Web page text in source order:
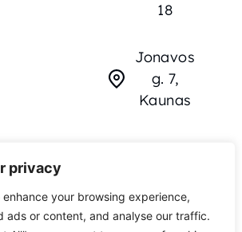
privacy
enhance your browsing experience,
ads or content, and analyse our traffic.
18
Jonavos
g. 7,
Kaunas